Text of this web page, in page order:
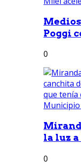
Poggi
0
la luz
0